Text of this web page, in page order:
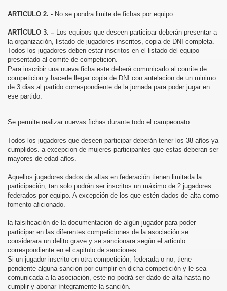
ARTICULO 2. - No se pondra limite de fichas por equipo
ARTÍCULO 3. – Los equipos que deseen participar deberán presentar a
la organización, listado de jugadores inscritos, copia de DNI completa.
Todos los jugadores deben estar inscritos en el listado del equipo
presentado al comite de competicion.
Para inscribir una nueva ficha este deberá comunicarlo al comite de
competicion y hacerle llegar copia de DNI con antelacion de un minimo
de 3 dias al partido correspondiente de la jornada para poder jugar en
ese partido.
Se permite realizar nuevas fichas durante todo el campeonato.
Todos los jugadores que deseen participar deberán tener los 38 años ya
cumplidos. a excepcion de mujeres participantes que estas deberan ser
mayores de edad años.
Aquellos jugadores dados de altas en federación tienen limitada la
participación, tan solo podrán ser inscritos un máximo de 2 jugadores
federados por equipo. A excepción de los que estén dados de alta como
fomento aficionado.
la falsificación de la documentación de algún jugador para poder
participar en las diferentes competiciones de la asociación se
considerara un delito grave y se sancionara según el articulo
correspondiente en el capitulo de sanciones.
Si un jugador inscrito en otra competición, federada o no, tiene
pendiente alguna sanción por cumplir en dicha competición y le sea
comunicada a la asociación, este no podrá ser dado de alta hasta no
cumplir y abonar íntegramente la sanción.